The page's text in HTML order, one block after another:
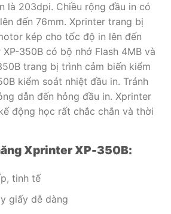
là 203dpi. Chiều rộng đầu in có
đến 76mm. Xprinter trang bị
kép cho tốc độ in lên đến
350B có bộ nhớ Flash 4MB và
trang bị trình cảm biến kiểm
kiểm soát nhiệt đầu in. Tránh
dẫn đến hỏng đầu in. Xprinter
động học rất chắc chắn và thời
Xprinter XP-350B:
tinh tế
giấy dễ dàng